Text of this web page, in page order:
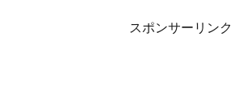
スポンサーリンク